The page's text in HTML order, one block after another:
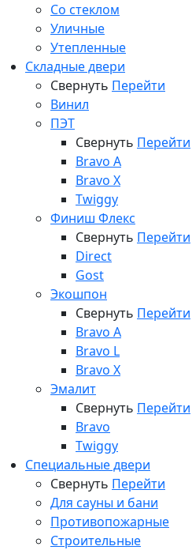
Со стеклом
Уличные
Утепленные
Складные двери
Свернуть Перейти
Винил
ПЭТ
Свернуть Перейти
Bravo A
Bravo X
Twiggy
Финиш Флекс
Свернуть Перейти
Direct
Gost
Экошпон
Свернуть Перейти
Bravo A
Bravo L
Bravo X
Эмалит
Свернуть Перейти
Bravo
Twiggy
Специальные двери
Свернуть Перейти
Для сауны и бани
Противопожарные
Строительные